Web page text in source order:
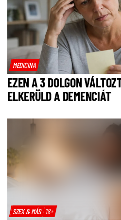
MEDICINA
EZEN A 3 DOLGON
ELKERÜLD A DEMENCIÁT
SZEX & MÁS 18+